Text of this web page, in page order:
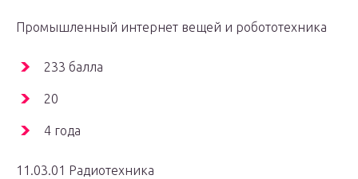
Промышленный интернет вещей и робототехника
233 балла
20
4 года
11.03.01 Радиотехника